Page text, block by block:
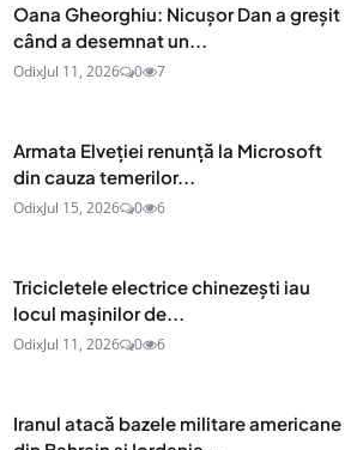
Oana Gheorghiu: Nicușor Dan a greșit
când a desemnat un...
OdixJul 11, 2026 0 7
Armata Elveției renunță la Microsoft
din cauza temerilor...
OdixJul 15, 2026 0 6
Tricicletele electrice chinezești iau
locul mașinilor de...
OdixJul 11, 2026 0 6
Iranul atacă bazele militare americane